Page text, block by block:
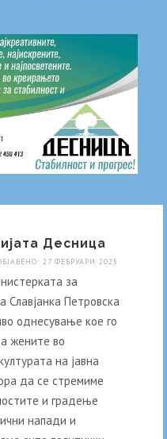
Десница
27 ФЕВРУАРИ 2025
за
Славјанка Петровска
однесување кое го
жените во
на јавна
да се стремиме
и градење
напади и